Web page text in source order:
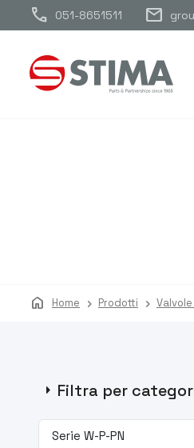
call 051-8651511 mail
home Home Prodotti
arrow_right Filtra per
Serie W-P-PN